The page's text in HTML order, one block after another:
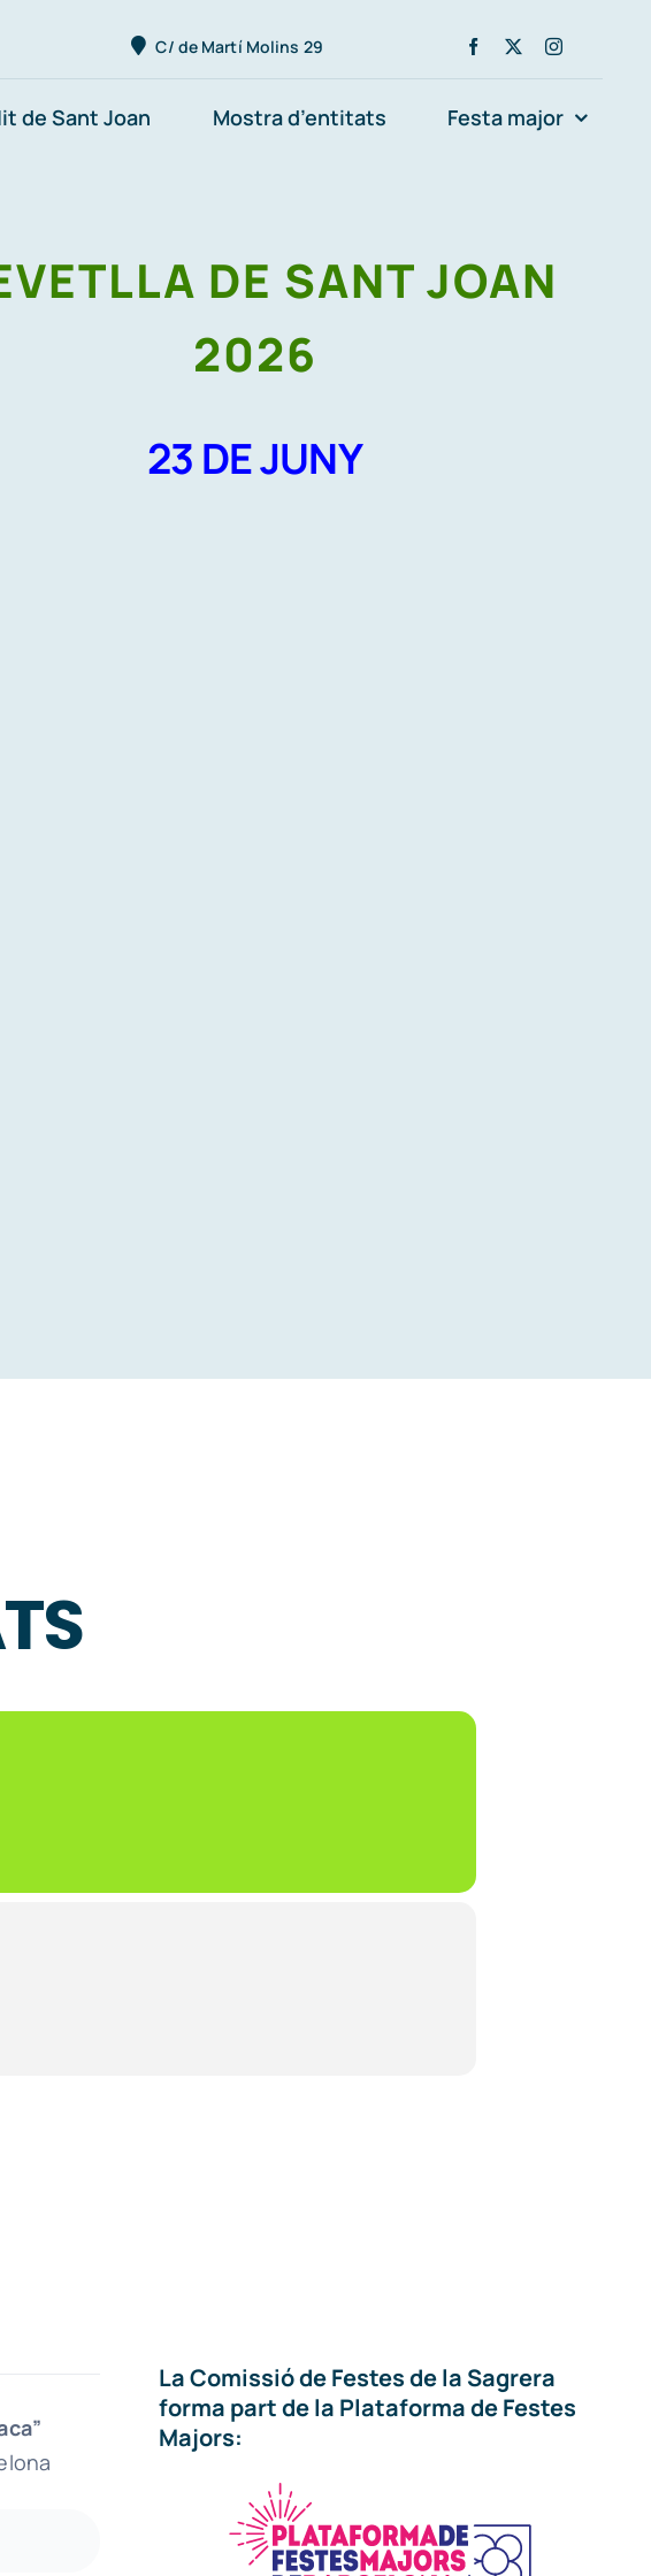
C/ de Martí Molins 29
de Sant Joan Mostra d’entitats
Festa major
DE SANT JOAN
2026
23 DE JUNY
La Comissió de Festes de la Sagrera
forma part de la Plataforma de Festes
Majors: